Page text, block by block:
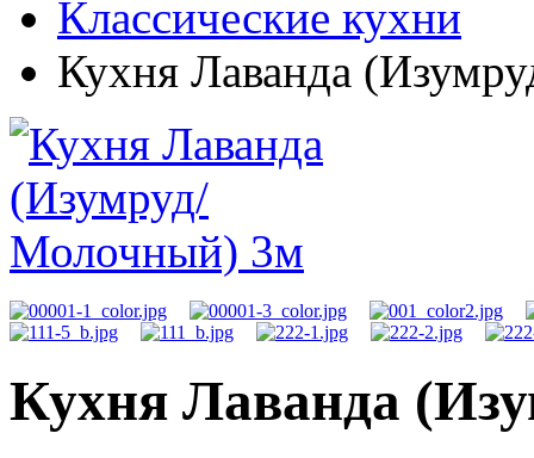
Классические кухни
Кухня Лаванда
Кухня Лаванда